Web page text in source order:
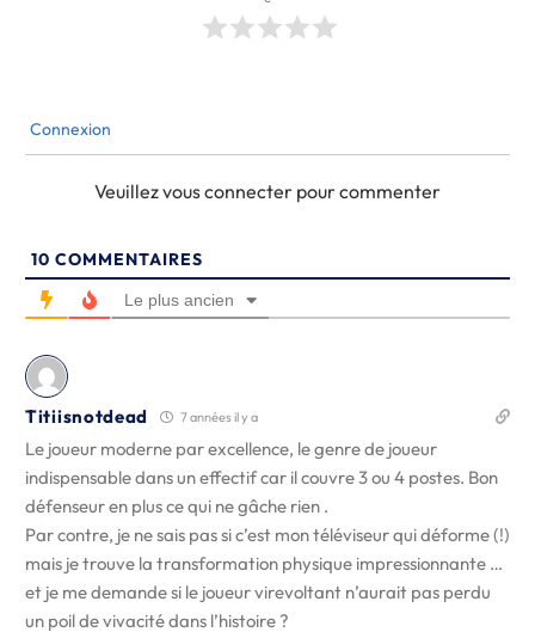
Connexion
Veuillez vous connecter pour commenter
10 COMMENTAIRES
Le plus ancien
Titiisnotdead 7 années il y a
Le joueur moderne par excellence, le genre de joueur
indispensable dans un effectif car il couvre 3 ou 4 postes. Bon
défenseur en plus ce qui ne gâche rien .
Par contre, je ne sais pas si c’est mon téléviseur qui déforme (!)
mais je trouve la transformation physique impressionnante …
et je me demande si le joueur virevoltant n’aurait pas perdu
un poil de vivacité dans l’histoire ?